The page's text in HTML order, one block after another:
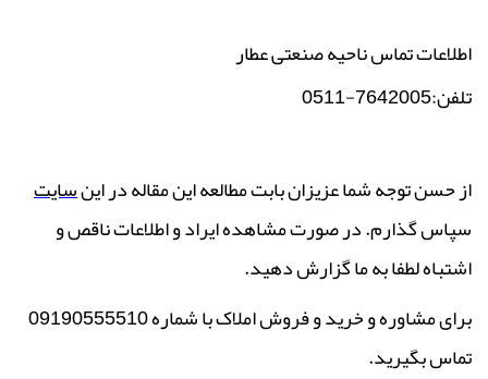
اطلاعات تماس ناحیه صنعتی عطار
تلفن:7642005-0511
از حسن توجه شما عزیزان بابت مطالعه این مقاله در اینسایت
سپاس گذارم. در صورت مشاهده ایراد و اطلاعات ناقص و
اشتباه لطفا به ما گزارش دهید.
برای مشاوره و خرید و فروش املاک با شماره 09190555510
تماس بگیرید.